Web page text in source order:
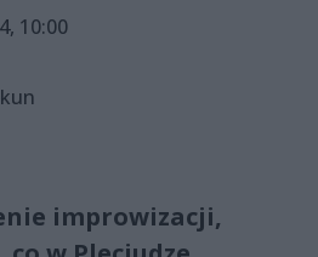
10:00
improwizacji,